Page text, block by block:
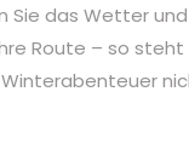
Sie das Wetter
Route – so steht